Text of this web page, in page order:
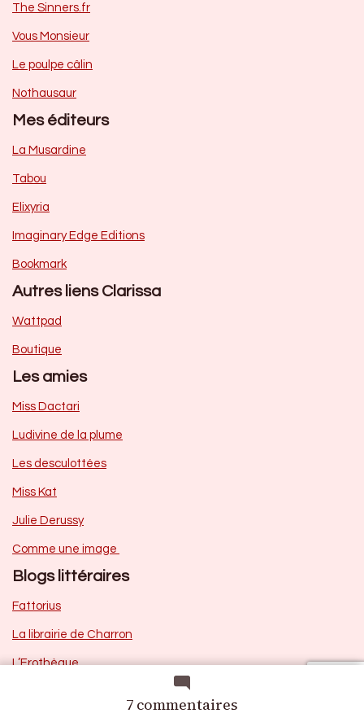
7 commentaires
The Sinners.fr
Vous Monsieur
Le poulpe câlin
Nothausaur
Mes éditeurs
La Musardine
Tabou
Elixyria
Imaginary Edge Editions
Bookmark
Autres liens Clarissa
Wattpad
Boutique
Les amies
Miss Dactari
Ludivine de la plume
Les desculottées
Miss Kat
Julie Derussy
Comme une image
Blogs littéraires
Fattorius
La librairie de Charron
L’Erothèque